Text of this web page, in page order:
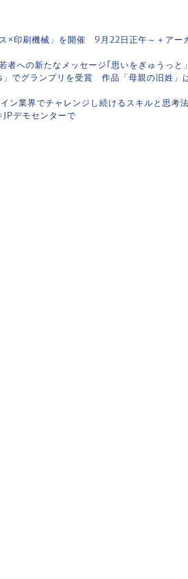
×印刷機械」を開催 9月22日正午～＋アー
への新たなメッセージ｢思いをぎゅうっと」
でグランプリを受賞 作品「母親の旧姓」
業界でチャレンジし続けるスキルと思考法
デモセンターで